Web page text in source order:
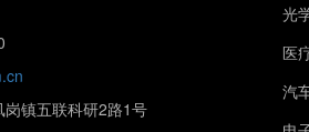
镇五联科研2路1号
光
医
汽